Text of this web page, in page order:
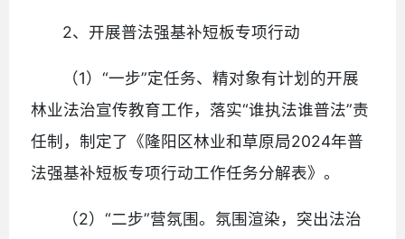
2、开展普法强基补短板专项行动
（1）“一步”定任务、精对象有计划的开展
林业法治宣传教育工作，落实“谁执法谁普法”责
任制，制定了《隆阳区林业和草原局2024年普
法强基补短板专项行动工作任务分解表》。
（2）“二步”营氛围。氛围渲染，突出法治